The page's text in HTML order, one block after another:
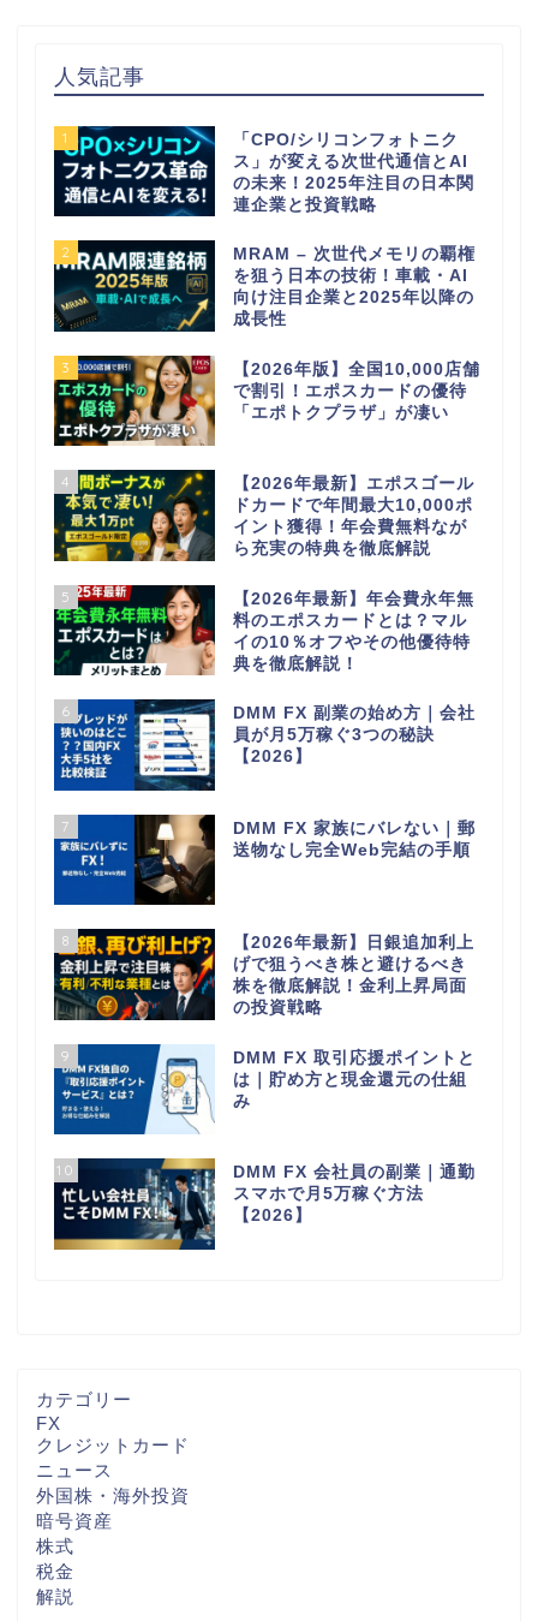
人気記事
1
「CPO/シリコンフォトニク
ス」が変える次世代通信とAI
の未来！2025年注目の日本関
連企業と投資戦略
2
MRAM – 次世代メモリの覇権
を狙う日本の技術！車載・AI
向け注目企業と2025年以降の
成長性
3
【2026年版】全国10,000店舗
で割引！エポスカードの優待
「エポトクプラザ」が凄い
4
【2026年最新】エポスゴール
ドカードで年間最大10,000ポ
イント獲得！年会費無料なが
ら充実の特典を徹底解説
5
【2026年最新】年会費永年無
料のエポスカードとは？マル
イの10％オフやその他優待特
典を徹底解説！
6
DMM FX 副業の始め方｜会社
員が月5万稼ぐ3つの秘訣
【2026】
7
DMM FX 家族にバレない｜郵
送物なし完全Web完結の手順
8
【2026年最新】日銀追加利上
げで狙うべき株と避けるべき
株を徹底解説！金利上昇局面
の投資戦略
9
DMM FX 取引応援ポイントと
は｜貯め方と現金還元の仕組
み
10
DMM FX 会社員の副業｜通勤
スマホで月5万稼ぐ方法
【2026】
カテゴリー
FX
クレジットカード
ニュース
外国株・海外投資
暗号資産
株式
税金
解説